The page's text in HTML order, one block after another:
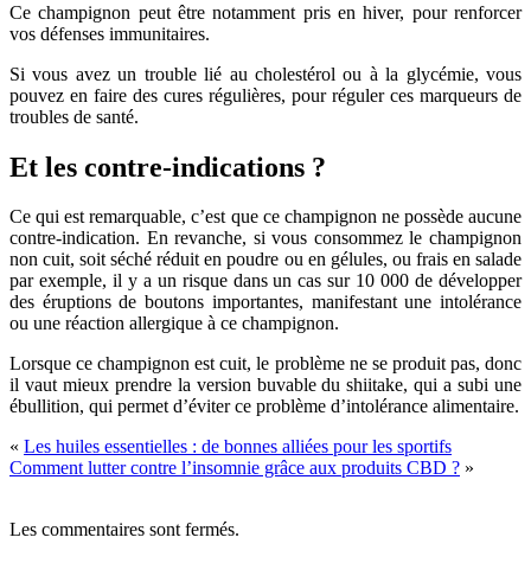
Ce champignon peut être notamment pris en hiver, pour renforcer
vos défenses immunitaires.
Si vous avez un trouble lié au cholestérol ou à la glycémie, vous
pouvez en faire des cures régulières, pour réguler ces marqueurs de
troubles de santé.
Et les contre-indications ?
Ce qui est remarquable, c’est que ce champignon ne possède aucune
contre-indication. En revanche, si vous consommez le champignon
non cuit, soit séché réduit en poudre ou en gélules, ou frais en salade
par exemple, il y a un risque dans un cas sur 10 000 de développer
des éruptions de boutons importantes, manifestant une intolérance
ou une réaction allergique à ce champignon.
Lorsque ce champignon est cuit, le problème ne se produit pas, donc
il vaut mieux prendre la version buvable du shiitake, qui a subi une
ébullition, qui permet d’éviter ce problème d’intolérance alimentaire.
« Les huiles essentielles : de bonnes alliées pour les sportifs
Comment lutter contre l’insomnie grâce aux produits CBD ? »
Les commentaires sont fermés.